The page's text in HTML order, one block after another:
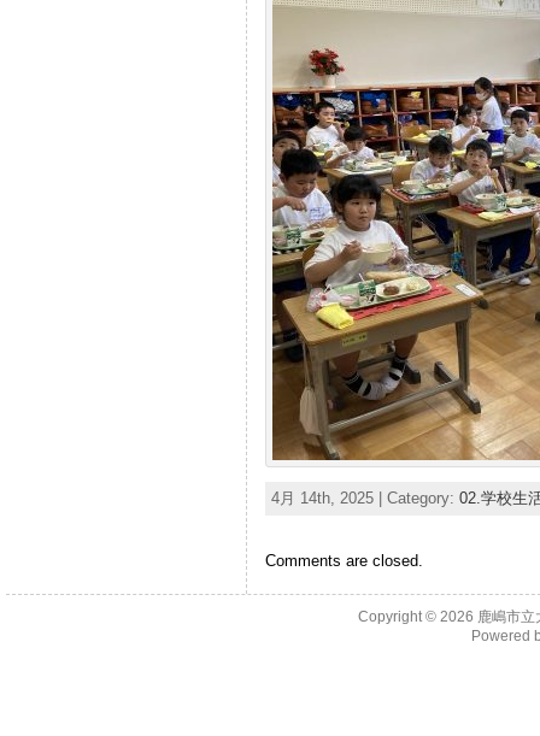
4月 14th, 2025 | Category: 02.学校生
Comments are closed.
Copyright © 2026 鹿嶋市立
Powered